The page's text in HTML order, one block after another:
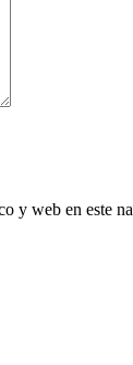
y web en este